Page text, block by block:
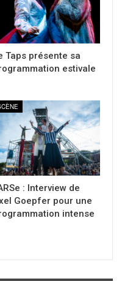
Taps présente sa
estivale
: Interview de
Goepfer pour une
intense